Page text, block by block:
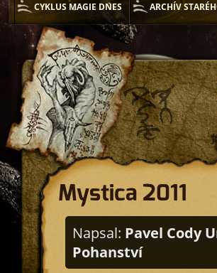
CYKLUS MAGIE DNES ARCHÍV
Mystica 2011
Napsal: Pavel Cody
Pohanství